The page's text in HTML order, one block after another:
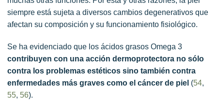
siempre está sujeta a diversos cambios degenerativos que
afectan su composición y su funcionamiento fisiológico.
Se ha evidenciado que los ácidos grasos Omega 3
contribuyen con una acción dermoprotectora no sólo
contra los problemas estéticos sino también contra
enfermedades más graves como el cáncer de piel (54,
55, 56).